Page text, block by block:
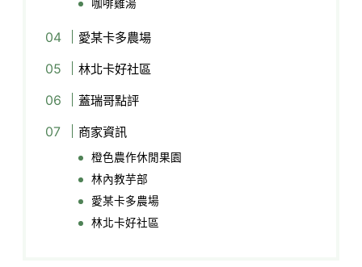
咖啡雞湯
愛某卡多農場
林北卡好社區
蓋瑞哥點評
商家資訊
橙色農作休閒果園
林內教芋部
愛某卡多農場
林北卡好社區